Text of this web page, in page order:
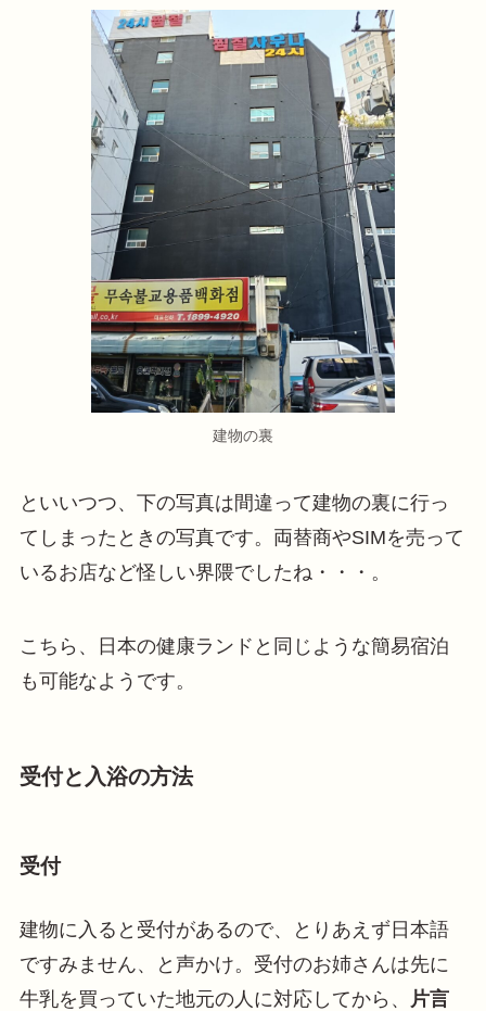
建物の裏
といいつつ、下の写真は間違って建物の裏に行っ
てしまったときの写真です。両替商やSIMを売って
いるお店など怪しい界隈でしたね・・・。
こちら、日本の健康ランドと同じような簡易宿泊
も可能なようです。
受付と入浴の方法
受付
建物に入ると受付があるので、とりあえず日本語
ですみません、と声かけ。受付のお姉さんは先に
牛乳を買っていた地元の人に対応してから、
片言